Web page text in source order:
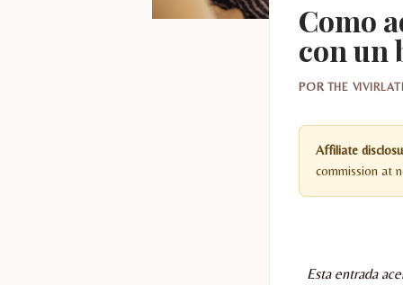
Como
con un
POR THE
Affiliate
commission at
Esta entrada